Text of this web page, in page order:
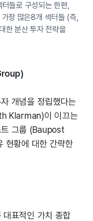
들로 구성되는 한편,
장 많은8개 섹터들 (즉,
한 분산 투자 전략을
개념을 정립했다는
Klarman)이 이끄는
트 그룹 (Baupost
현황에 대한 간략한
대표적인 가치 종합